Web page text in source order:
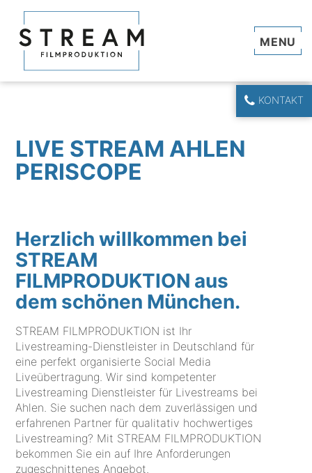
KONTAKT
LIVE STREAM AHLEN
PERISCOPE
Herzlich willkommen bei
STREAM
FILMPRODUKTION aus
dem schönen München.
STREAM FILMPRODUKTION ist Ihr
Livestreaming-Dienstleister in Deutschland für
eine perfekt organisierte Social Media
Liveübertragung. Wir sind kompetenter
Livestreaming Dienstleister für Livestreams bei
Ahlen. Sie suchen nach dem zuverlässigen und
erfahrenen Partner für qualitativ hochwertiges
Livestreaming? Mit STREAM FILMPRODUKTION
bekommen Sie ein auf Ihre Anforderungen
zugeschnittenes Angebot.